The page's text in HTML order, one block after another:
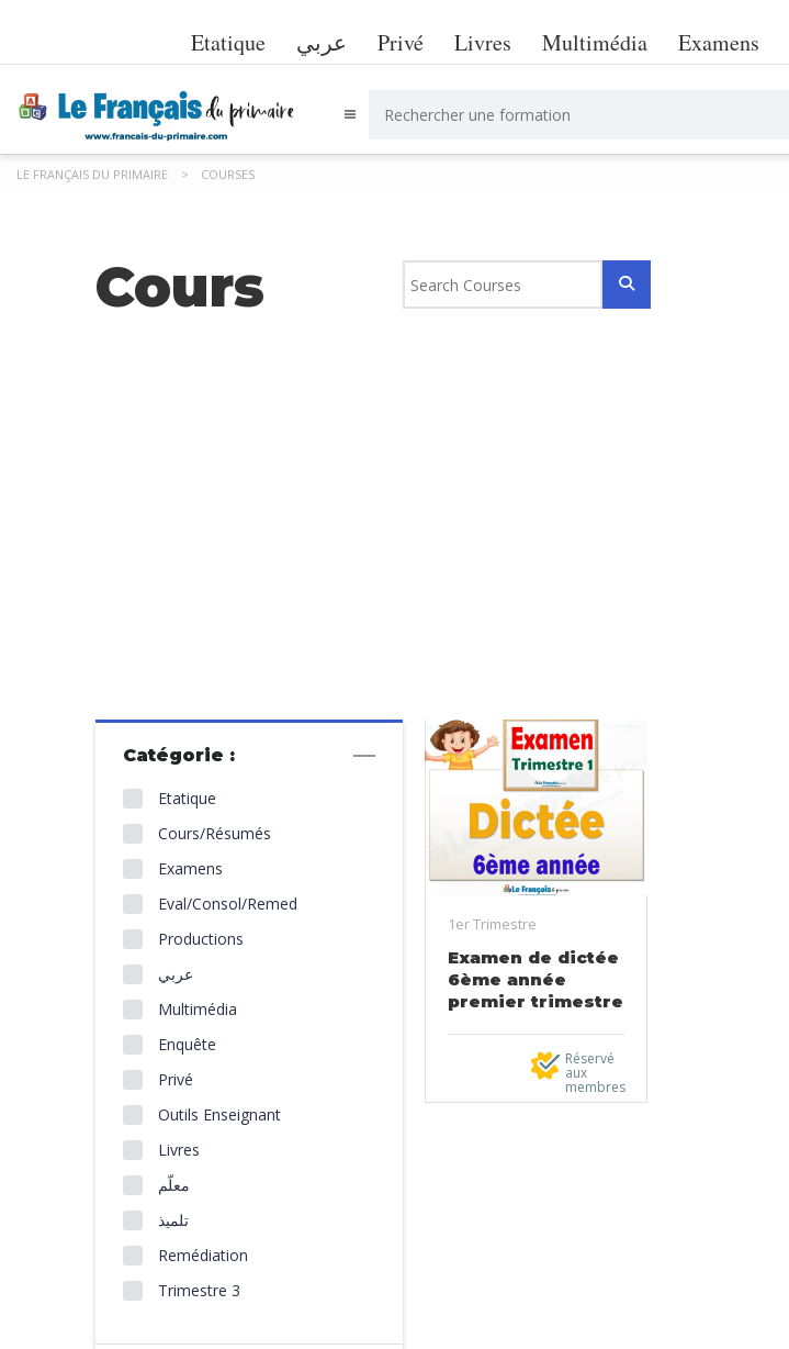
Etatique عربي Privé Livres Multimédia Examens
LE FRANÇAIS DU PRIMAIRE > COURSES
Cours
Catégorie :
Etatique
Cours/Résumés
Examens
Eval/Consol/Remed
Productions
عربي
Multimédia
Enquête
Privé
Outils Enseignant
Livres
معلّم
تلميذ
Remédiation
Trimestre 3
1er Trimestre
Examen de dictée
6ème année
premier trimestre
Réservé
aux
membres